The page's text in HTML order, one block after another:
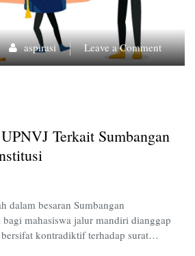
aspirasi Leave a Commenton
Terkait Sumbangan
dalam besaran Sumbangan
mahasiswa jalur mandiri dianggap
kontradiktif terhadap surat…